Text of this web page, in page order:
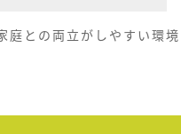
庭との両立がしやすい環境